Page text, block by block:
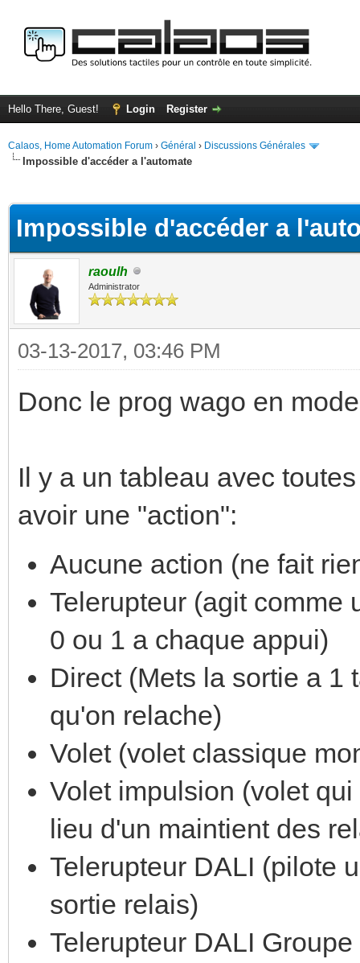
Hello There, Guest! Login Register
Calaos, Home Automation Forum › Général › Discussions Générales
Impossible d'accéder a l'automate
Impossible d'accéder a
raoulh
Administrator
03-13-2017, 03:46 PM
Donc le prog wago en
Il y a un tableau avec
avoir une "action":
Aucune action (ne fait
Telerupteur (agit comme
0 ou 1 a chaque appui)
Direct (Mets la sortie a 1
qu'on relache)
Volet (volet classique
Volet impulsion (volet
lieu d'un maintient des
Telerupteur DALI (pilote
sortie relais)
Telerupteur DALI